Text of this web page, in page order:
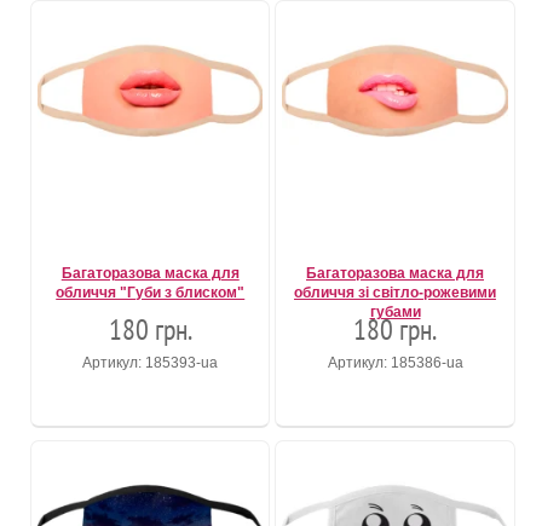
Багаторазова маска для
обличчя "Губи з блиском"
180 грн.
Артикул: 185393-ua
Багаторазова маска для
обличчя зі світло-рожевими
губами
180 грн.
Артикул: 185386-ua